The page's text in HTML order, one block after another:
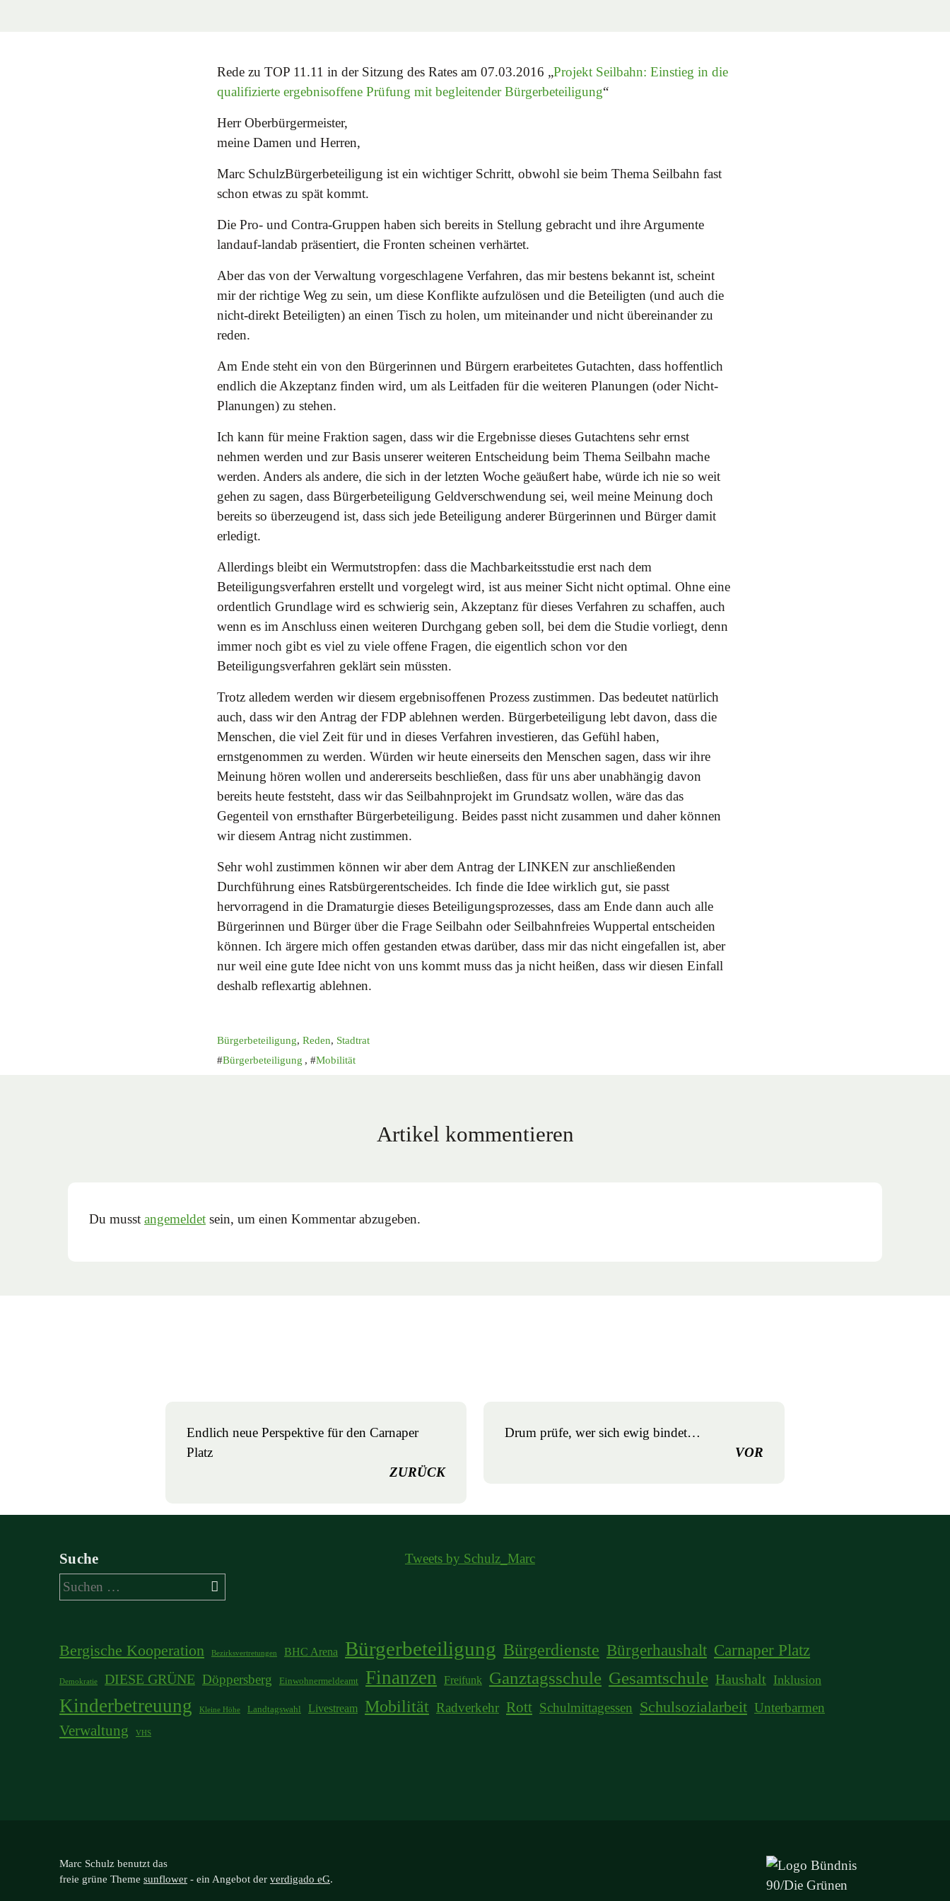
Rede zu TOP 11.11 in der Sitzung des Rates am 07.03.2016 „Projekt Seilbahn: Einstieg in die
qualifizierte ergebnisoffene Prüfung mit begleitender Bürgerbeteiligung“
Herr Oberbürgermeister,
meine Damen und Herren,
Marc SchulzBürgerbeteiligung ist ein wichtiger Schritt, obwohl sie beim Thema Seilbahn fast
schon etwas zu spät kommt.
Die Pro- und Contra-Gruppen haben sich bereits in Stellung gebracht und ihre Argumente
landauf-landab präsentiert, die Fronten scheinen verhärtet.
Aber das von der Verwaltung vorgeschlagene Verfahren, das mir bestens bekannt ist, scheint
mir der richtige Weg zu sein, um diese Konflikte aufzulösen und die Beteiligten (und auch die
nicht-direkt Beteiligten) an einen Tisch zu holen, um miteinander und nicht übereinander zu
reden.
Am Ende steht ein von den Bürgerinnen und Bürgern erarbeitetes Gutachten, dass hoffentlich
endlich die Akzeptanz finden wird, um als Leitfaden für die weiteren Planungen (oder Nicht-
Planungen) zu stehen.
Ich kann für meine Fraktion sagen, dass wir die Ergebnisse dieses Gutachtens sehr ernst
nehmen werden und zur Basis unserer weiteren Entscheidung beim Thema Seilbahn mache
werden. Anders als andere, die sich in der letzten Woche geäußert habe, würde ich nie so weit
gehen zu sagen, dass Bürgerbeteiligung Geldverschwendung sei, weil meine Meinung doch
bereits so überzeugend ist, dass sich jede Beteiligung anderer Bürgerinnen und Bürger damit
erledigt.
Allerdings bleibt ein Wermutstropfen: dass die Machbarkeitsstudie erst nach dem
Beteiligungsverfahren erstellt und vorgelegt wird, ist aus meiner Sicht nicht optimal. Ohne eine
ordentlich Grundlage wird es schwierig sein, Akzeptanz für dieses Verfahren zu schaffen, auch
wenn es im Anschluss einen weiteren Durchgang geben soll, bei dem die Studie vorliegt, denn
immer noch gibt es viel zu viele offene Fragen, die eigentlich schon vor den
Beteiligungsverfahren geklärt sein müssten.
Trotz alledem werden wir diesem ergebnisoffenen Prozess zustimmen. Das bedeutet natürlich
auch, dass wir den Antrag der FDP ablehnen werden. Bürgerbeteiligung lebt davon, dass die
Menschen, die viel Zeit für und in dieses Verfahren investieren, das Gefühl haben,
ernstgenommen zu werden. Würden wir heute einerseits den Menschen sagen, dass wir ihre
Meinung hören wollen und andererseits beschließen, dass für uns aber unabhängig davon
bereits heute feststeht, dass wir das Seilbahnprojekt im Grundsatz wollen, wäre das das
Gegenteil von ernsthafter Bürgerbeteiligung. Beides passt nicht zusammen und daher können
wir diesem Antrag nicht zustimmen.
Sehr wohl zustimmen können wir aber dem Antrag der LINKEN zur anschließenden
Durchführung eines Ratsbürgerentscheides. Ich finde die Idee wirklich gut, sie passt
hervorragend in die Dramaturgie dieses Beteiligungsprozesses, dass am Ende dann auch alle
Bürgerinnen und Bürger über die Frage Seilbahn oder Seilbahnfreies Wuppertal entscheiden
können. Ich ärgere mich offen gestanden etwas darüber, dass mir das nicht eingefallen ist, aber
nur weil eine gute Idee nicht von uns kommt muss das ja nicht heißen, dass wir diesen Einfall
deshalb reflexartig ablehnen.
Bürgerbeteiligung, Reden, Stadtrat
Bürgerbeteiligung , Mobilität
Artikel kommentieren
Du musst angemeldet sein, um einen Kommentar abzugeben.
Endlich neue Perspektive für den Carnaper
Platz
ZURÜCK
Drum prüfe, wer sich ewig bindet…
VOR
Suche
Suchen
nach:
Tweets by Schulz_Marc
Bergische Kooperation Bezirksvertretungen BHC Arena Bürgerbeteiligung Bürgerdienste Bürgerhaushalt Carnaper Platz
Demokratie DIESE GRÜNE Döppersberg Einwohnermeldeamt Finanzen Freifunk Ganztagsschule Gesamtschule Haushalt Inklusion
Kinderbetreuung Kleine Höhe Landtagswahl Livestream Mobilität Radverkehr Rott Schulmittagessen Schulsozialarbeit Unterbarmen
Verwaltung VHS
Marc Schulz benutzt das
freie grüne Theme sunflower ‐ ein Angebot der verdigado eG.